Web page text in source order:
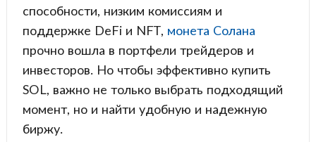
способности, низким комиссиям и
поддержке DeFi и NFT, монета Солана
прочно вошла в портфели трейдеров и
инвесторов. Но чтобы эффективно купить
SOL, важно не только выбрать подходящий
момент, но и найти удобную и надежную
биржу.